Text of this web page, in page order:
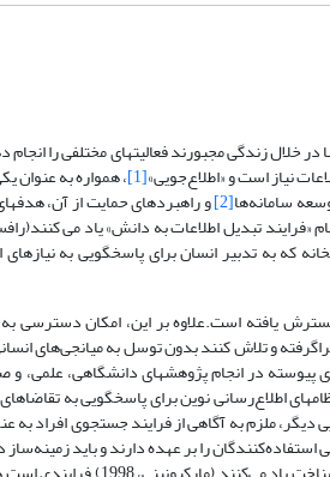
خلال زندگی مجبورند فعالیتهای مختلفی را
نیاز است و «اطلاع‌جویی»[1] ، همواره به عنوان
[2] و راهبردهای حمایت از آن،
که به تدبیر انسان برای پاسخگویی به
یافته است.علاوه بر این، امکان دسترسی به
و تلاش کنند بدون توسل به میانجی‌های
جستجوی پیوسته در انجام پژوهشهای دانشگاهی،
اطلاع‌رسانی نوین برای پاسخگویی به تقاضاهای
دیگر، ملزم به آگاهی از فرایند جستجوی افراد
را بر عهده دارند و باید